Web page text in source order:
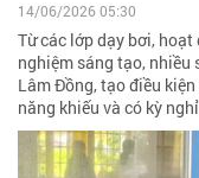
14/06/2026 05:30
Từ các lớp dạy bơi,
nghiệm sáng tạo, nhiều
Lâm Đồng, tạo điều
năng khiếu và có kỳ